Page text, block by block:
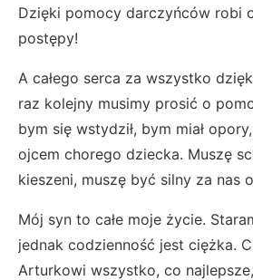
Dzięki pomocy darczyńców robi
postępy!
A całego serca za wszystko
raz kolejny musimy prosić o
bym się wstydził, bym miał
ojcem chorego dziecka. Muszę
kieszeni, muszę być silny za nas
Mój syn to całe moje życie.
jednak codzienność jest ciężka.
Arturkowi wszystko, co